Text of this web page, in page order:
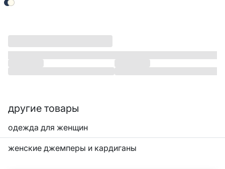
другие товары
одежда для женщин
женские джемперы и кардиганы